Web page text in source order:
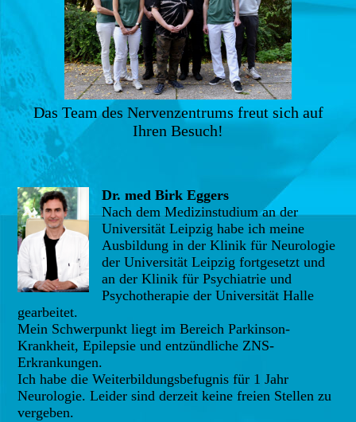
Das Team des Nervenzentrums freut sich auf
Ihren Besuch!
Dr. med Birk Eggers
Nach dem Medizinstudium an der
Universität Leipzig habe ich meine
Ausbildung in der Klinik für Neurologie
der Universität Leipzig fortgesetzt und
an der Klinik für Psychiatrie und
Psychotherapie der Universität Halle
gearbeitet.
Mein Schwerpunkt liegt im Bereich Parkinson-
Krankheit, Epilepsie und entzündliche ZNS-
Erkrankungen.
Ich habe die Weiterbildungsbefugnis für 1 Jahr
Neurologie. Leider sind derzeit keine freien Stellen zu
vergeben.